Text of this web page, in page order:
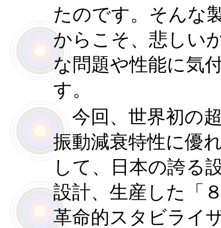
たのです。そんな
からこそ、悲しい
な問題や性能に気
す。
今回、世界初の
振動減衰特性に優
して、日本の誇る
設計、生産した「
革命的スタビライ